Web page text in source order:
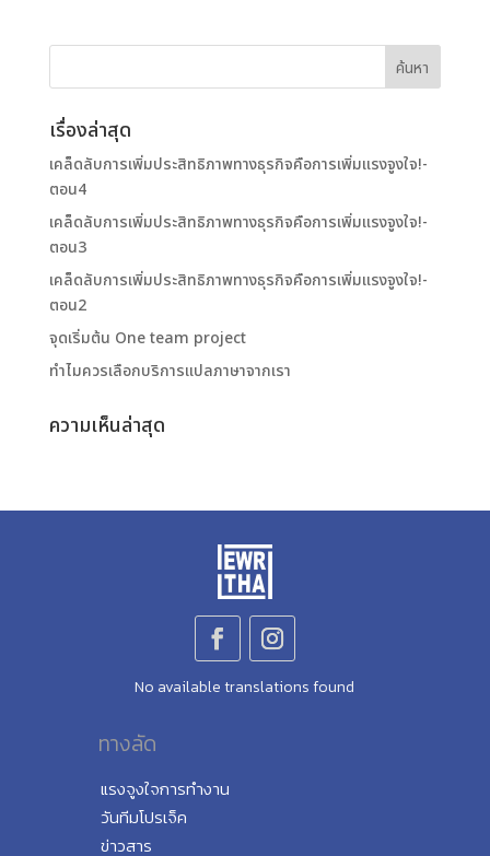
เรื่องล่าสุด
เคล็ดลับการเพิ่มประสิทธิภาพทางธุรกิจคือการเพิ่มแรงจูงใจ!-
ตอน4
เคล็ดลับการเพิ่มประสิทธิภาพทางธุรกิจคือการเพิ่มแรงจูงใจ!-
ตอน3
เคล็ดลับการเพิ่มประสิทธิภาพทางธุรกิจคือการเพิ่มแรงจูงใจ!-
ตอน2
จุดเริ่มต้น One team project
ทำไมควรเลือกบริการแปลภาษาจากเรา
ความเห็นล่าสุด
No available translations found
ทางลัด
แรงจูงใจการทำงาน
วันทีมโปรเจ็ค
ข่าวสาร